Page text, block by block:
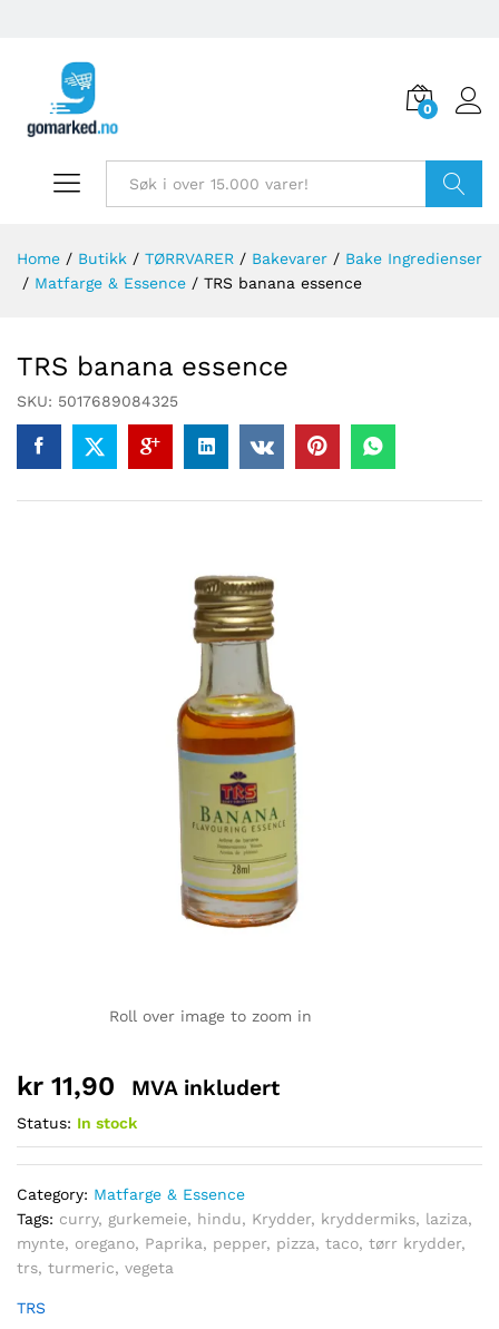
0
Home / Butikk / TØRRVARER / Bakevarer / Bake Ingredienser
/ Matfarge & Essence / TRS banana essence
TRS banana essence
SKU: 5017689084325
Roll over image to zoom in
kr 11,90 MVA inkludert
Status: In stock
Category: Matfarge & Essence
Tags: curry, gurkemeie, hindu, Krydder, kryddermiks, laziza,
mynte, oregano, Paprika, pepper, pizza, taco, tørr krydder,
trs, turmeric, vegeta
TRS